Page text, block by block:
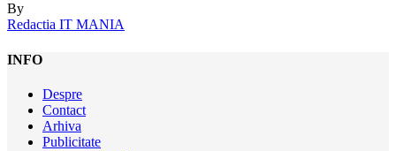
By
Redactia IT MANIA
INFO
Despre
Contact
Arhiva
Publicitate